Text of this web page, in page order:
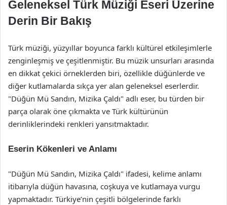
Geleneksel Türk Müziği Eseri Üzerine
Derin Bir Bakış
Türk müziği, yüzyıllar boyunca farklı kültürel etkileşimlerle
zenginleşmiş ve çeşitlenmiştir. Bu müzik unsurları arasında
en dikkat çekici örneklerden biri, özellikle düğünlerde ve
diğer kutlamalarda sıkça yer alan geleneksel eserlerdir.
"Düğün Mü Sandın, Mizika Çaldı" adlı eser, bu türden bir
parça olarak öne çıkmakta ve Türk kültürünün
derinliklerindeki renkleri yansıtmaktadır.
Eserin Kökenleri ve Anlamı
"Düğün Mü Sandın, Mizika Çaldı" ifadesi, kelime anlamı
itibarıyla düğün havasına, coşkuya ve kutlamaya vurgu
yapmaktadır. Türkiye’nin çeşitli bölgelerinde farklı